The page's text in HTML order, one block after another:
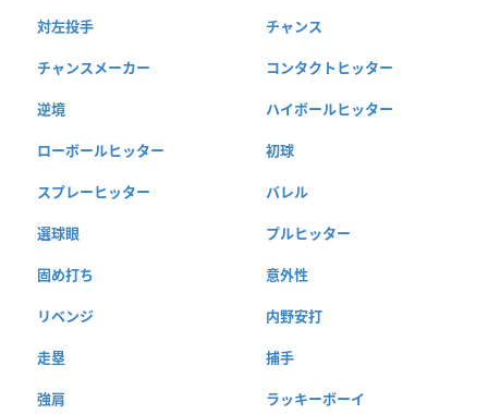
対左投手 チャンス
チャンスメーカー コンタクトヒッター
逆境 ハイボールヒッター
ローボールヒッター 初球
スプレーヒッター バレル
選球眼 プルヒッター
固め打ち 意外性
リベンジ 内野安打
走塁 捕手
強肩 ラッキーボーイ